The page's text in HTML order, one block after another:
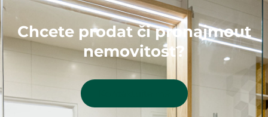
Chcete prodat či pronajmout
nemovitost?